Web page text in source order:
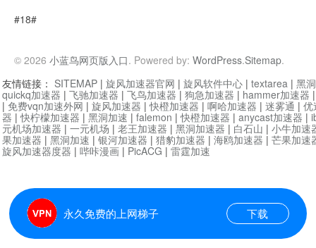
#18#
© 2026 小蓝鸟网页版入口. Powered by: WordPress.Sitemap.
永久免费的上网梯子 下载
友情链接： SITEMAP | 旋风加速器官网 | 旋风软件中心 | textarea | 黑
quickq加速器 | 飞驰加速器 | 飞鸟加速器 | 狗急加速器 | hammer加速器
| 免费vqn加速外网 | 旋风加速器 |快橙加速器 | 啊哈加速器 | 迷雾通 | 优
器 |快柠檬加速器 | 黑洞加速 | falemon |快橙加速器 | anycast加速器 |
元机场加速器 | 一元机场 | 老王加速器 | 黑洞加速器 | 白石山 | 小牛加速
果加速器 | 黑洞加速 | 银河加速器 | 猎豹加速器 | 海鸥加速器 | 芒果加速
旋风加速器度器 | 哔咔漫画 | PicACG | 雷霆加速